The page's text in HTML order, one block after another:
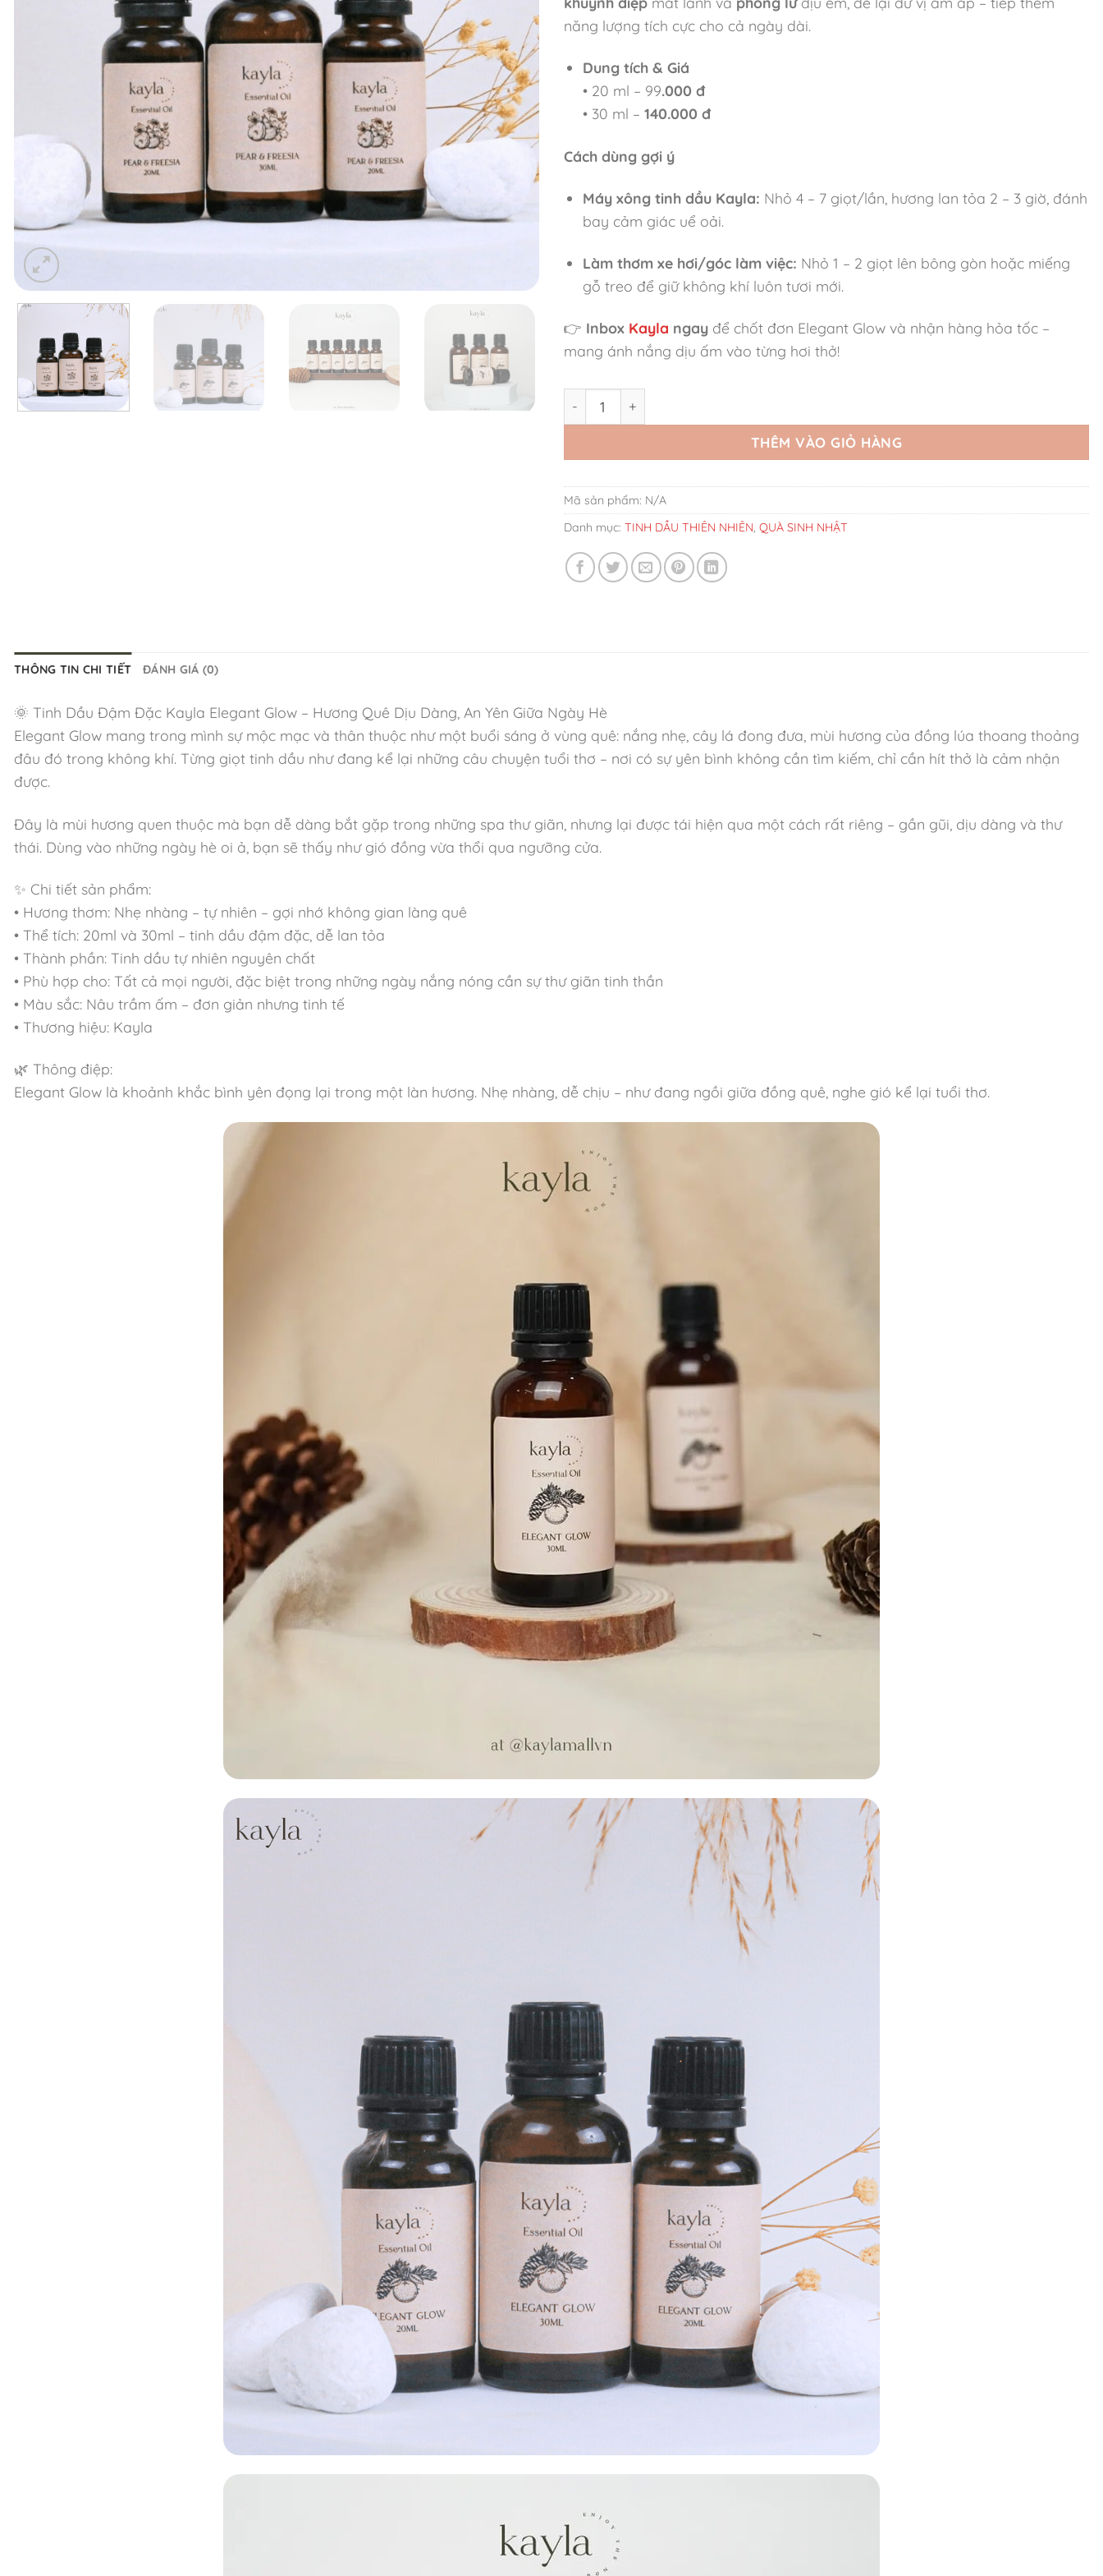
năng lượng tích cực cho cả ngày dài.
Dung tích & Giá
• 20 ml – 99.000 đ
• 30 ml –140.000 đ
Cách dùng gợi ý
Máy xông tinh dầu Kayla: Nhỏ 4 – 7 giọt/lần, hương lan tỏa 2 – 3 giờ, đánh
bay cảm giác uể oải.
Làm thơm xe hơi/góc làm việc: Nhỏ 1 – 2 giọt lên bông gòn hoặc miếng
gỗ treo để giữ không khí luôn tươi mới.
👉 Inbox Kayla ngay để chốt đơn Elegant Glow và nhận hàng hỏa tốc –
mang ánh nắng dịu ấm vào từng hơi thở!
THÊM VÀO GIỎ HÀNG
Mã sản phẩm: N/A
Danh mục: TINH DẦU THIÊN NHIÊN, QUÀ SINH NHẬT
THÔNG TIN CHI TIẾT ĐÁNH GIÁ (0)
🌞 Tinh Dầu Đậm Đặc Kayla Elegant Glow – Hương Quê Dịu Dàng, An Yên Giữa Ngày Hè
Elegant Glow mang trong mình sự mộc mạc và thân thuộc như một buổi sáng ở vùng quê: nắng nhẹ, cây lá đong đưa, mùi hương của đồng lúa thoang thoảng
đâu đó trong không khí. Từng giọt tinh dầu như đang kể lại những câu chuyện tuổi thơ – nơi có sự yên bình không cần tìm kiếm, chỉ cần hít thở là cảm nhận
được.
Đây là mùi hương quen thuộc mà bạn dễ dàng bắt gặp trong những spa thư giãn, nhưng lại được tái hiện qua một cách rất riêng – gần gũi, dịu dàng và thư
thái. Dùng vào những ngày hè oi ả, bạn sẽ thấy như gió đồng vừa thổi qua ngưỡng cửa.
✨ Chi tiết sản phẩm:
• Hương thơm: Nhẹ nhàng – tự nhiên – gợi nhớ không gian làng quê
• Thể tích: 20ml và 30ml – tinh dầu đậm đặc, dễ lan tỏa
• Thành phần: Tinh dầu tự nhiên nguyên chất
• Phù hợp cho: Tất cả mọi người, đặc biệt trong những ngày nắng nóng cần sự thư giãn tinh thần
• Màu sắc: Nâu trầm ấm – đơn giản nhưng tinh tế
• Thương hiệu: Kayla
🌿 Thông điệp:
Elegant Glow là khoảnh khắc bình yên đọng lại trong một làn hương. Nhẹ nhàng, dễ chịu – như đang ngồi giữa đồng quê, nghe gió kể lại tuổi thơ.